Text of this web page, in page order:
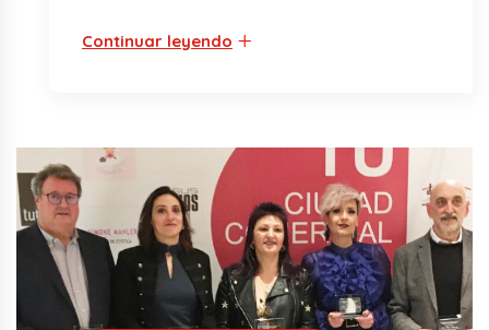
Continuar leyendo